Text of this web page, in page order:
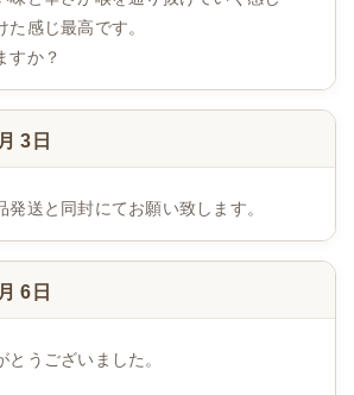
感じ最高です。
すか？
3日
発送と同封にてお願い致します。
6日
うございました。